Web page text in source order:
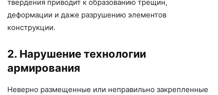
твердения приводит к образованию трещин,
деформации и даже разрушению элементов
конструкции.
2. Нарушение технологии
армирования
Неверно размещенные или неправильно закрепленные